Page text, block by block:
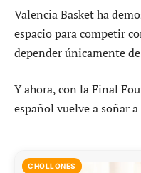
Valencia Basket ha
espacio para competir
depender únicamente
Y ahora, con la Final
español vuelve a soñar
CHOLLONES